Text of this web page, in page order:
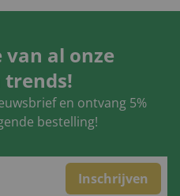
van al onze
trends!
en ontvang 5%
bestelling!
Inschrijven